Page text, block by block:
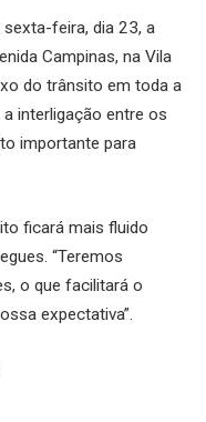
feira, dia 23, a
Campinas, na Vila
do trânsito em toda a
interligação entre os
importante para
ficará mais fluido
“Teremos
o que facilitará o
expectativa”.